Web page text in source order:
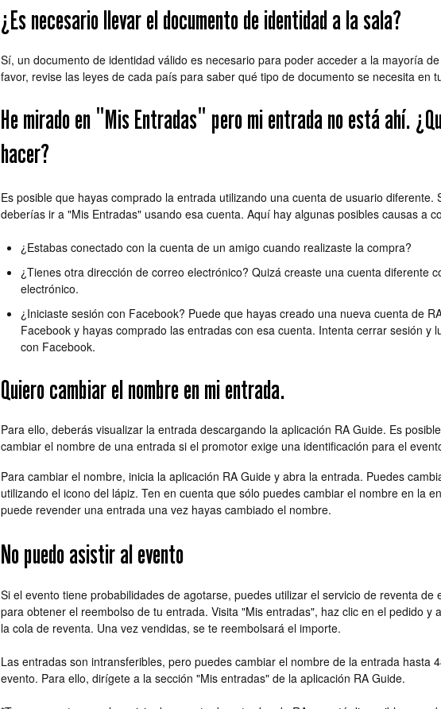
¿Es necesario llevar el documento de identidad a la sala?
Sí, un documento de identidad válido es necesario para poder acceder a la mayoría
favor, revise las leyes de cada país para saber qué tipo de documento se necesita en
He mirado en "Mis Entradas" pero mi entrada no está ahí.
hacer?
Es posible que hayas comprado la entrada utilizando una cuenta de usuario diferente.
deberías ir a "Mis Entradas" usando esa cuenta. Aquí hay algunas posibles causas a
¿Estabas conectado con la cuenta de un amigo cuando realizaste la compra?
¿Tienes otra dirección de correo electrónico? Quizá creaste una cuenta diferente
electrónico.
¿Iniciaste sesión con Facebook? Puede que hayas creado una nueva cuenta de
Facebook y hayas comprado las entradas con esa cuenta. Intenta cerrar sesión y
con Facebook.
Quiero cambiar el nombre en mi entrada.
Para ello, deberás visualizar la entrada descargando la aplicación RA Guide. Es
cambiar el nombre de una entrada si el promotor exige una identificación para el
Para cambiar el nombre, inicia la aplicación RA Guide y abra la entrada. Puedes
utilizando el icono del lápiz. Ten en cuenta que sólo puedes cambiar el nombre en la
puede revender una entrada una vez hayas cambiado el nombre.
No puedo asistir al evento
Si el evento tiene probabilidades de agotarse, puedes utilizar el servicio de reventa de
para obtener el reembolso de tu entrada. Visita "Mis entradas", haz clic en el pedido y
la cola de reventa. Una vez vendidas, se te reembolsará el importe.
Las entradas son intransferibles, pero puedes cambiar el nombre de la entrada hasta
evento. Para ello, dirígete a la sección "Mis entradas" de la aplicación RA Guide.